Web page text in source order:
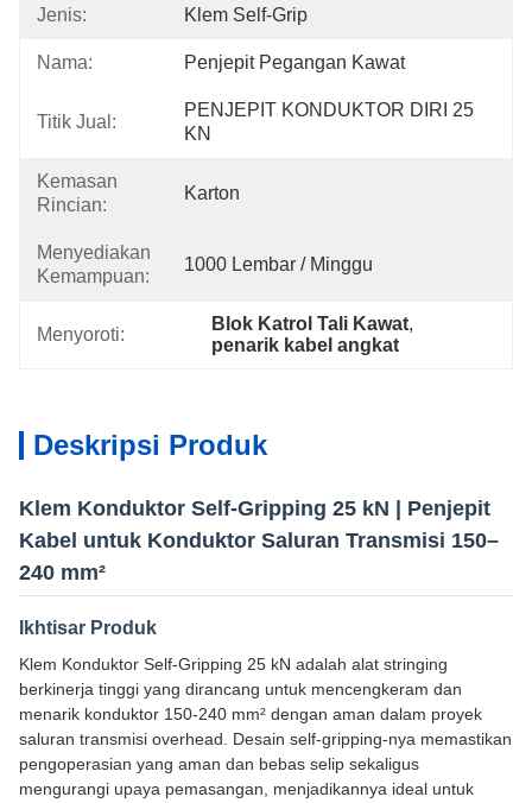
Jenis: Klem Self-Grip
Nama: Penjepit Pegangan Kawat
Titik Jual:
PENJEPIT KONDUKTOR DIRI 25
KN
Kemasan
Rincian:
Karton
Menyediakan
Kemampuan:
1000 Lembar / Minggu
Menyoroti:
Blok Katrol Tali Kawat,
penarik kabel angkat
Deskripsi Produk
Klem Konduktor Self-Gripping 25 kN | Penjepit
Kabel untuk Konduktor Saluran Transmisi 150–
240 mm²
Ikhtisar Produk
Klem Konduktor Self-Gripping 25 kN adalah alat stringing
berkinerja tinggi yang dirancang untuk mencengkeram dan
menarik konduktor 150-240 mm² dengan aman dalam proyek
saluran transmisi overhead. Desain self-gripping-nya memastikan
pengoperasian yang aman dan bebas selip sekaligus
mengurangi upaya pemasangan, menjadikannya ideal untuk